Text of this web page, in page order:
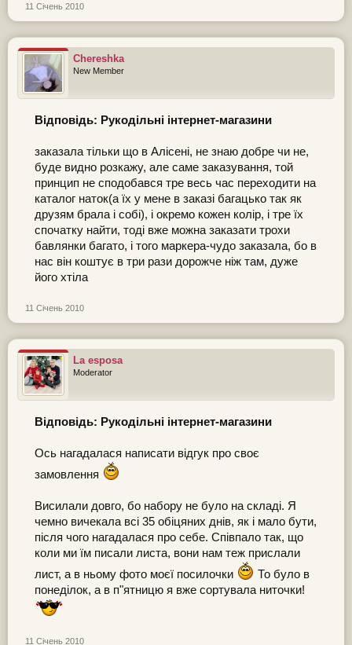
11 Січень 2010
Chereshka
New Member
Відповідь: Рукодільні інтернет-магазини
заказала тільки що в Алісені, не знаю добре чи не,
буде видно розкажу, але саме заказування, той
принцип не сподобався тре весь час переходити на
каталог наток(а їх у мене в заказі багацько так як
друзям брала і собі), і окремо кожен колір, і тре їх
спочатку найти, тоді вже можна заказати трохи
бавлянки багато, і того маркера-чудо заказала, бо в
нас він коштує в три рази дорожче ніж там, дуже
його хтіла
11 Січень 2010
La esposa
Moderator
Відповідь: Рукодільні інтернет-магазини
Ось нагадалася написати відгук про своє
замовлення
Висилали довго, бо набору не було на складі. Я
чемно вичекала всі 35 обіцяних днів, як і мало бути,
після чого нагадалася про себе. Співпало так, що
коли ми їм писали листа, вони нам теж прислали
лист, а в ньому фото моєї посилочки
То було в
понеділок, а в п"ятницю я вже сортувала ниточки!
11 Січень 2010